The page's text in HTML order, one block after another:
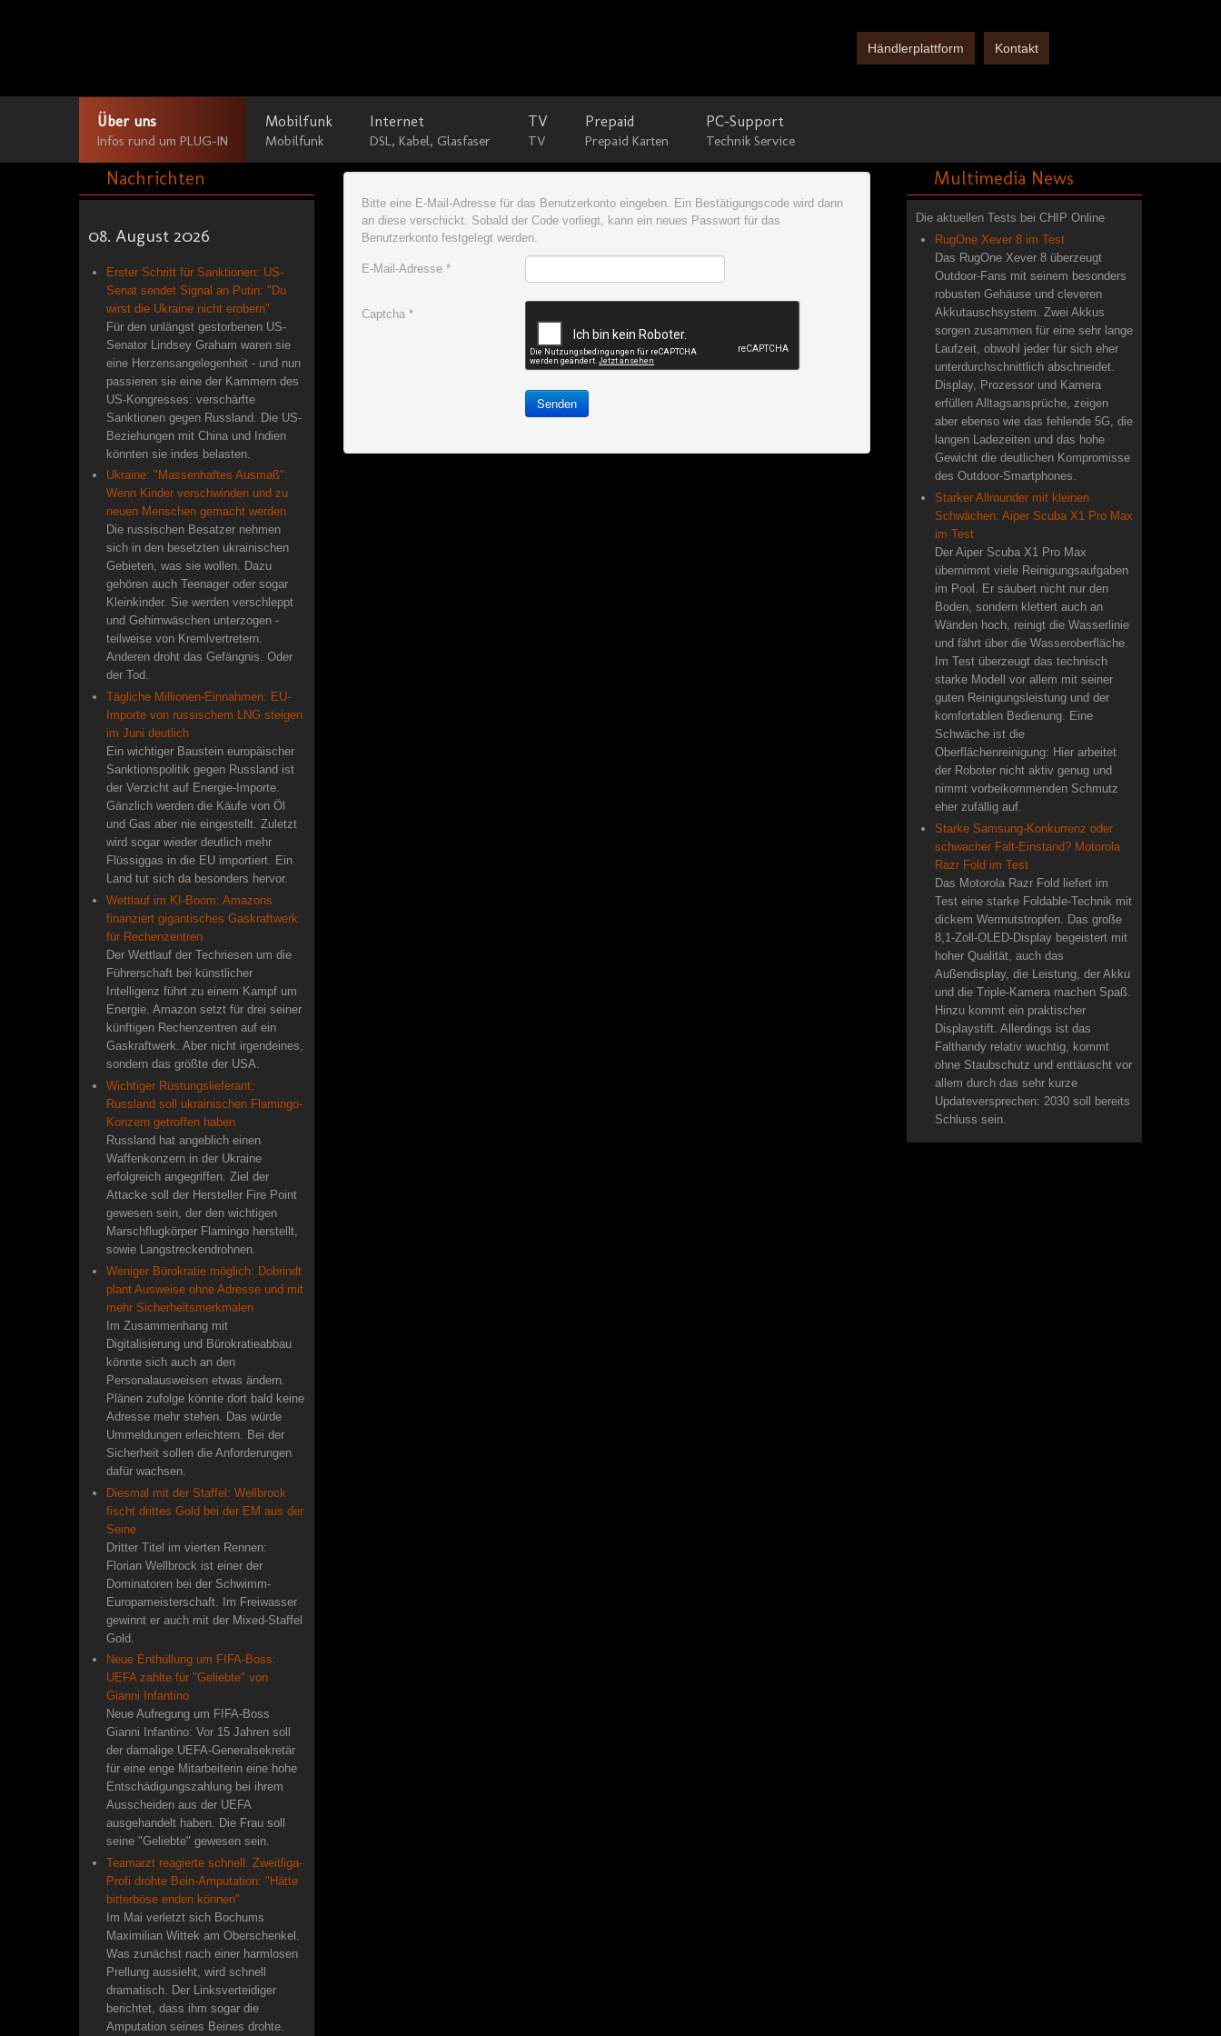
Händlerplattform Kontakt
Über uns
Infos rund um PLUG-IN
Mobilfunk
Mobilfunk
Internet
DSL, Kabel, Glasfaser
TV
TV
Prepaid
Prepaid Karten
PC-Support
Technik Service
Bitte eine E-Mail-Adresse für das Benutzerkonto eingeben. Ein Bestätigungscode wird dann
an diese verschickt. Sobald der Code vorliegt, kann ein neues Passwort für das
Benutzerkonto festgelegt werden.
E-Mail-Adresse*
Captcha*
Senden
Nachrichten
08. August 2026
Erster Schritt für Sanktionen: US-
Senat sendet Signal an Putin: "Du
wirst die Ukraine nicht erobern"
Für den unlängst gestorbenen US-
Senator Lindsey Graham waren sie
eine Herzensangelegenheit - und nun
passieren sie eine der Kammern des
US-Kongresses: verschärfte
Sanktionen gegen Russland. Die US-
Beziehungen mit China und Indien
könnten sie indes belasten.
Ukraine: "Massenhaftes Ausmaß":
Wenn Kinder verschwinden und zu
neuen Menschen gemacht werden
Die russischen Besatzer nehmen
sich in den besetzten ukrainischen
Gebieten, was sie wollen. Dazu
gehören auch Teenager oder sogar
Kleinkinder. Sie werden verschleppt
und Gehirnwäschen unterzogen -
teilweise von Kremlvertretern.
Anderen droht das Gefängnis. Oder
der Tod.
Tägliche Millionen-Einnahmen: EU-
Importe von russischem LNG steigen
im Juni deutlich
Ein wichtiger Baustein europäischer
Sanktionspolitik gegen Russland ist
der Verzicht auf Energie-Importe.
Gänzlich werden die Käufe von Öl
und Gas aber nie eingestellt. Zuletzt
wird sogar wieder deutlich mehr
Flüssiggas in die EU importiert. Ein
Land tut sich da besonders hervor.
Wettlauf im KI-Boom: Amazons
finanziert gigantisches Gaskraftwerk
für Rechenzentren
Der Wettlauf der Techriesen um die
Führerschaft bei künstlicher
Intelligenz führt zu einem Kampf um
Energie. Amazon setzt für drei seiner
künftigen Rechenzentren auf ein
Gaskraftwerk. Aber nicht irgendeines,
sondern das größte der USA.
Wichtiger Rüstungslieferant:
Russland soll ukrainischen Flamingo-
Konzern getroffen haben
Russland hat angeblich einen
Waffenkonzern in der Ukraine
erfolgreich angegriffen. Ziel der
Attacke soll der Hersteller Fire Point
gewesen sein, der den wichtigen
Marschflugkörper Flamingo herstellt,
sowie Langstreckendrohnen.
Weniger Bürokratie möglich: Dobrindt
plant Ausweise ohne Adresse und mit
mehr Sicherheitsmerkmalen
Im Zusammenhang mit
Digitalisierung und Bürokratieabbau
könnte sich auch an den
Personalausweisen etwas ändern.
Plänen zufolge könnte dort bald keine
Adresse mehr stehen. Das würde
Ummeldungen erleichtern. Bei der
Sicherheit sollen die Anforderungen
dafür wachsen.
Diesmal mit der Staffel: Wellbrock
fischt drittes Gold bei der EM aus der
Seine
Dritter Titel im vierten Rennen:
Florian Wellbrock ist einer der
Dominatoren bei der Schwimm-
Europameisterschaft. Im Freiwasser
gewinnt er auch mit der Mixed-Staffel
Gold.
Neue Enthüllung um FIFA-Boss:
UEFA zahlte für "Geliebte" von
Gianni Infantino
Neue Aufregung um FIFA-Boss
Gianni Infantino: Vor 15 Jahren soll
der damalige UEFA-Generalsekretär
für eine enge Mitarbeiterin eine hohe
Entschädigungszahlung bei ihrem
Ausscheiden aus der UEFA
ausgehandelt haben. Die Frau soll
seine "Geliebte" gewesen sein.
Teamarzt reagierte schnell: Zweitliga-
Profi drohte Bein-Amputation: "Hätte
bitterböse enden können"
Im Mai verletzt sich Bochums
Maximilian Wittek am Oberschenkel.
Was zunächst nach einer harmlosen
Prellung aussieht, wird schnell
dramatisch. Der Linksverteidiger
berichtet, dass ihm sogar die
Amputation seines Beines drohte.
Multimedia News
Die aktuellen Tests bei CHIP Online
RugOne Xever 8 im Test
Das RugOne Xever 8 überzeugt
Outdoor-Fans mit seinem besonders
robusten Gehäuse und cleveren
Akkutauschsystem. Zwei Akkus
sorgen zusammen für eine sehr lange
Laufzeit, obwohl jeder für sich eher
unterdurchschnittlich abschneidet.
Display, Prozessor und Kamera
erfüllen Alltagsansprüche, zeigen
aber ebenso wie das fehlende 5G, die
langen Ladezeiten und das hohe
Gewicht die deutlichen Kompromisse
des Outdoor-Smartphones.
Starker Allrounder mit kleinen
Schwächen: Aiper Scuba X1 Pro Max
im Test
Der Aiper Scuba X1 Pro Max
übernimmt viele Reinigungsaufgaben
im Pool. Er säubert nicht nur den
Boden, sondern klettert auch an
Wänden hoch, reinigt die Wasserlinie
und fährt über die Wasseroberfläche.
Im Test überzeugt das technisch
starke Modell vor allem mit seiner
guten Reinigungsleistung und der
komfortablen Bedienung. Eine
Schwäche ist die
Oberflächenreinigung: Hier arbeitet
der Roboter nicht aktiv genug und
nimmt vorbeikommenden Schmutz
eher zufällig auf.
Starke Samsung-Konkurrenz oder
schwacher Falt-Einstand? Motorola
Razr Fold im Test
Das Motorola Razr Fold liefert im
Test eine starke Foldable-Technik mit
dickem Wermutstropfen. Das große
8,1-Zoll-OLED-Display begeistert mit
hoher Qualität, auch das
Außendisplay, die Leistung, der Akku
und die Triple-Kamera machen Spaß.
Hinzu kommt ein praktischer
Displaystift. Allerdings ist das
Falthandy relativ wuchtig, kommt
ohne Staubschutz und enttäuscht vor
allem durch das sehr kurze
Updateversprechen: 2030 soll bereits
Schluss sein.